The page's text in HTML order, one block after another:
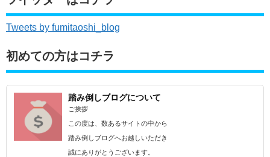
Tweets by fumitaoshi_blog
初めての方はコチラ
踏み倒しブログについて
ご挨拶
この度は、数あるサイトの中から
踏み倒しブログへお越しいただき
誠にありがとうございます。